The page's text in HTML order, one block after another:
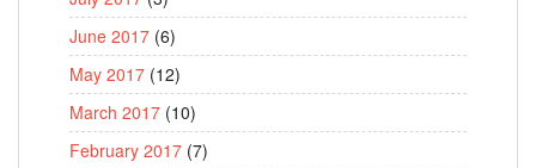
June 2017 (6)
May 2017 (12)
March 2017 (10)
February 2017 (7)